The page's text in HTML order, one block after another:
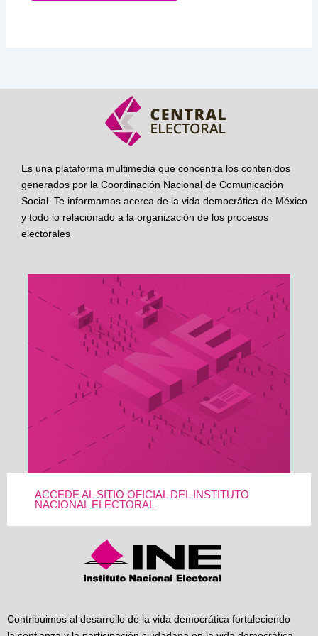
Es una plataforma multimedia que concentra los contenidos
generados por la Coordinación Nacional de Comunicación
Social. Te informamos acerca de la vida democrática de México
y todo lo relacionado a la organización de los procesos
electorales
ACCEDE AL SITIO OFICIAL DEL INSTITUTO
NACIONAL ELECTORAL
Contribuimos al desarrollo de la vida democrática fortaleciendo